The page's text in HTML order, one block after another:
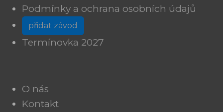
Podmínky a ochrana osobních údajů
přidat závod
Termínovka 2027
O nás
Kontakt